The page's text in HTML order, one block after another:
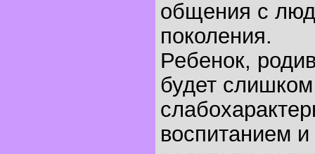
общения с
поколения.
Ребенок,
будет
воспитанием